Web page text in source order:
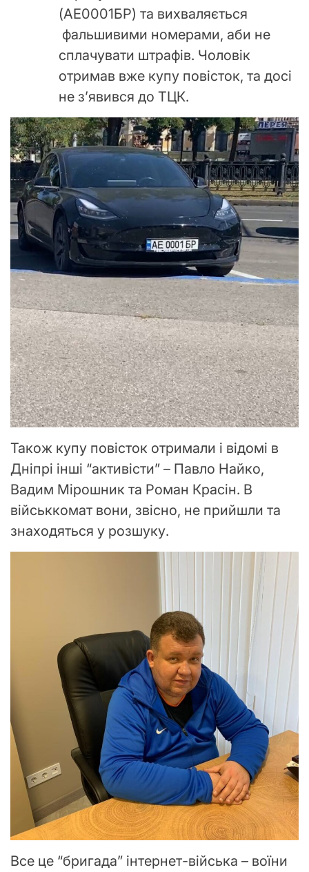
(АЕ0001БР) та вихваляється
фальшивими номерами, аби не
сплачувати штрафів. Чоловік
отримав вже купу повісток, та досі
не з’явився до ТЦК.
Також купу повісток отримали і відомі в
Дніпрі інші “активісти” – Павло Найко,
Вадим Мірошник та Роман Красін. В
військкомат вони, звісно, не прийшли та
знаходяться у розшуку.
Все це “бригада” інтернет-війська – воїни